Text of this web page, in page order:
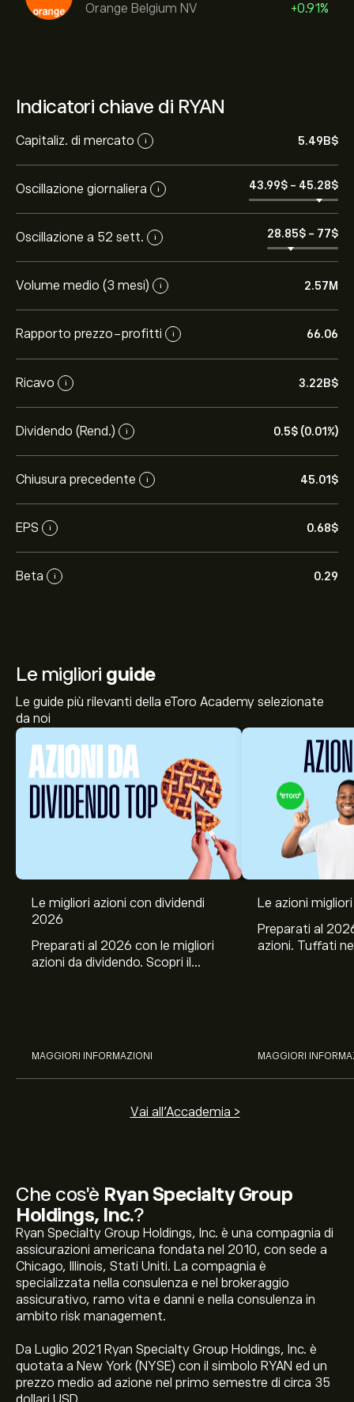
Orange Belgium NV
+0.91%
Indicatori chiave di RYAN
Capitaliz. di mercato i 5.49B‎$‎
Oscillazione giornaliera i 43.99‎$‎ - 45.28‎$‎
Oscillazione a 52 sett. i 28.85‎$‎ - 77‎$‎
Volume medio (3 mesi) i 2.57M
Rapporto prezzo-profitti i 66.06
Ricavo i 3.22B‎$‎
Dividendo (Rend.) i 0.5‎$‎ (0.01%)
Chiusura precedente i 45.01‎$‎
EPS i 0.68‎$‎
Beta i 0.29
Che cos'è Ryan Specialty Group
Holdings, Inc.?
Ryan Specialty Group Holdings, Inc. è una compagnia di
assicurazioni americana fondata nel 2010, con sede a
Chicago, Illinois, Stati Uniti. La compagnia è
specializzata nella consulenza e nel brokeraggio
assicurativo, ramo vita e danni e nella consulenza in
ambito risk management.
Da Luglio 2021 Ryan Specialty Group Holdings, Inc. è
quotata a New York (NYSE) con il simbolo RYAN ed un
prezzo medio ad azione nel primo semestre di circa 35
Le migliori guide
Le guide più rilevanti della eToro Academy selezionate
da noi
Le migliori azioni con dividendi
2026
Preparati al 2026 con le migliori
azioni da dividendo. Scopri il
MAGGIORI INFORMAZIONI
Le azioni
Preparati al
azioni. Tuffati
MAGGIORI
Vai all'Accademia >